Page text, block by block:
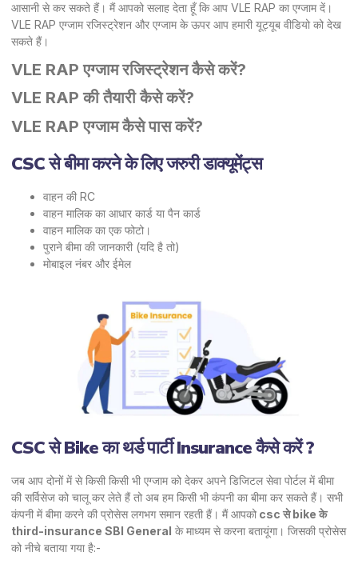
आसानी से कर सकते हैं। मैं आपको सलाह देता हूँ कि आप VLE RAP का एग्जाम दें।
VLE RAP एग्जाम रजिस्ट्रेशन और एग्जाम के ऊपर आप हमारी यूट्यूब वीडियो को देख
सकते हैं।
VLE RAP एग्जाम रजिस्ट्रेशन कैसे करें?
VLE RAP की तैयारी कैसे करें?
VLE RAP एग्जाम कैसे पास करें?
CSC से बीमा करने के लिए जरुरी डाक्यूमेंट्स
वाहन की RC
वाहन मालिक का आधार कार्ड या पैन कार्ड
वाहन मालिक का एक फोटो।
पुराने बीमा की जानकारी (यदि है तो)
मोबाइल नंबर और ईमेल
CSC से Bike का थर्ड पार्टी Insurance कैसे करें ?
जब आप दोनों में से किसी किसी भी एग्जाम को देकर अपने डिजिटल सेवा पोर्टल में बीमा
की सर्विसेज को चालू कर लेते हैं तो अब हम किसी भी कंपनी का बीमा कर सकते हैं। सभी
कंपनी में बीमा करने की प्रोसेस लगभग समान रहती हैं। मैं आपको csc से bike के
third-insurance SBI General के माध्यम से करना बतायूंगा। जिसकी प्रोसेस
को नीचे बताया गया है:-